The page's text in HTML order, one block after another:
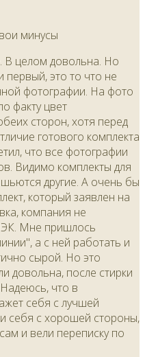
минусы
В целом довольна. Но
первый, это то что не
фотографии. На фото
факту цвет
сторон, хотя перед
готового комплекта
что все фотографии
Видимо комплекты для
другие. А очень бы
который заявлен на
компания не
Мне пришлось
а с ней работать и
сырой. Но это
довольна, после стирки
что в
себя с лучшей
себя с хорошей стороны,
и вели переписку по